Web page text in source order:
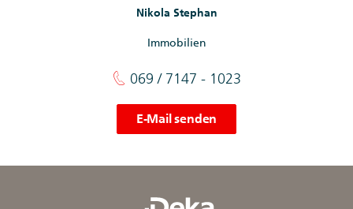
Nikola Stephan
Immobilien
069 / 7147 - 1023
E-Mail senden